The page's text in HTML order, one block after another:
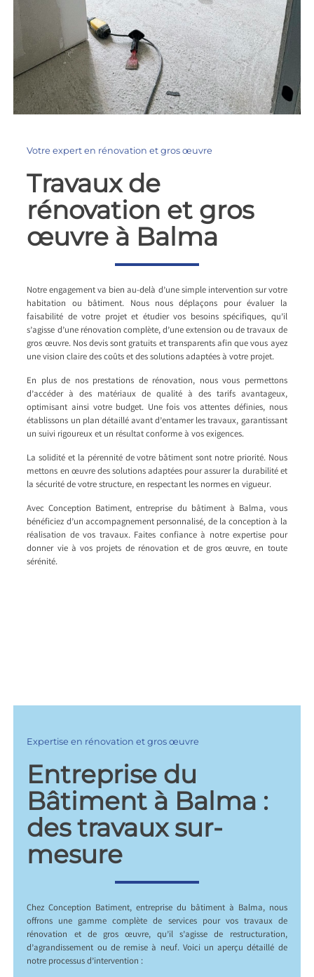
Votre expert en rénovation et gros œuvre
Travaux de
rénovation et gros
œuvre à Balma
Notre engagement va bien au-delà d’une simple intervention sur votre
habitation ou bâtiment. Nous nous déplaçons pour évaluer la
faisabilité de votre projet et étudier vos besoins spécifiques, qu’il
s’agisse d’une rénovation complète, d’une extension ou de travaux de
gros œuvre. Nos devis sont gratuits et transparents afin que vous ayez
une vision claire des coûts et des solutions adaptées à votre projet.
En plus de nos prestations de rénovation, nous vous permettons
d’accéder à des matériaux de qualité à des tarifs avantageux,
optimisant ainsi votre budget. Une fois vos attentes définies, nous
établissons un plan détaillé avant d’entamer les travaux, garantissant
un suivi rigoureux et un résultat conforme à vos exigences.
La solidité et la pérennité de votre bâtiment sont notre priorité. Nous
mettons en œuvre des solutions adaptées pour assurer la durabilité et
la sécurité de votre structure, en respectant les normes en vigueur.
Avec Conception Batiment, entreprise du bâtiment à Balma, vous
bénéficiez d’un accompagnement personnalisé, de la conception à la
réalisation de vos travaux. Faites confiance à notre expertise pour
donner vie à vos projets de rénovation et de gros œuvre, en toute
sérénité.
Expertise en rénovation et gros œuvre
Entreprise du
Bâtiment à Balma :
des travaux sur-
mesure
Chez Conception Batiment, entreprise du bâtiment à Balma, nous
offrons une gamme complète de services pour vos travaux de
rénovation et de gros œuvre, qu’il s’agisse de restructuration,
d’agrandissement ou de remise à neuf. Voici un aperçu détaillé de
notre processus d’intervention :